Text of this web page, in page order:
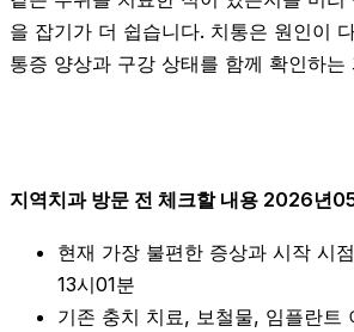
을 잡기가 더 쉽습니다. 치통은 원인이
통증 양상과 구강 상태를 함께 확인하는
지역치과 방문 전 체크할 내용 2026년
현재 가장 불편한 증상과 시작 시
13시01분
기존 충치 치료, 보철물, 임플란